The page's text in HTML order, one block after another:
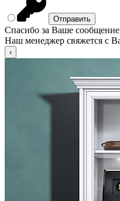
Спасибо за Ваше
Наш менеджер свяжется с